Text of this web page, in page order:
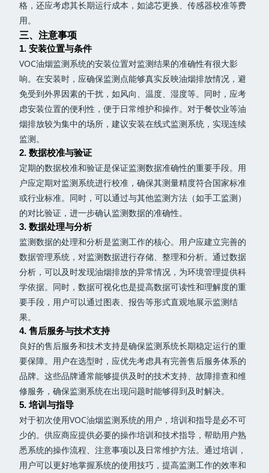
格，还应考虑其长期运行成本，如滤芯更换、传感器校准等费
用。
三、注意事项
1. 安装位置与条件
VOC油烟监测系统的安装位置对监测结果的准确性有很大影
响。在安装时，应确保监测点能够真实反映油烟排放情况，避
免受到外界因素的干扰，如风向、温度、湿度等。同时，应考
虑安装位置的便利性，便于日常维护和操作。对于餐饮业等油
烟排放较为集中的场所，建议安装在线式监测系统，实现连续
监测。
2. 数据校准与验证
定期的数据校准和验证是保证监测数据准确性的重要手段。用
户应定期对监测系统进行校准，确保其测量精度符合国家标准
或行业标准。同时，可以通过与其他监测方法（如手工监测）
的对比验证，进一步确认监测数据的准确性。
3. 数据处理与分析
监测数据的处理和分析是监测工作的核心。用户应建立完善的
数据管理系统，对监测数据进行存储、整理和分析。通过数据
分析，可以及时发现油烟排放的异常情况，为环境管理提供科
学依据。同时，数据可视化也是提高数据可读性和理解度的重
要手段，用户可以通过图表、报告等形式直观地展示监测结
果。
4. 售后服务与技术支持
良好的售后服务和技术支持是确保监测系统长期稳定运行的重
要保障。用户在选型时，应优先考虑具有完善售后服务体系的
品牌。这些品牌通常能够提供及时的技术支持、故障排查和维
修服务，确保监测系统在出现问题时能够得到及时解决。
5. 培训与指导
对于初次使用VOC油烟监测系统的用户，培训和指导是必不可
少的。供应商应提供必要的操作培训和技术指导，帮助用户熟
悉系统的操作流程、注意事项以及日常维护方法。通过培训，
用户可以更好地掌握系统的使用技巧，提高监测工作的效率和